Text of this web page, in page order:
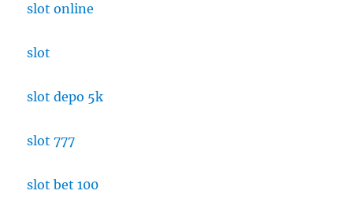
slot online
slot
slot depo 5k
slot 777
slot bet 100